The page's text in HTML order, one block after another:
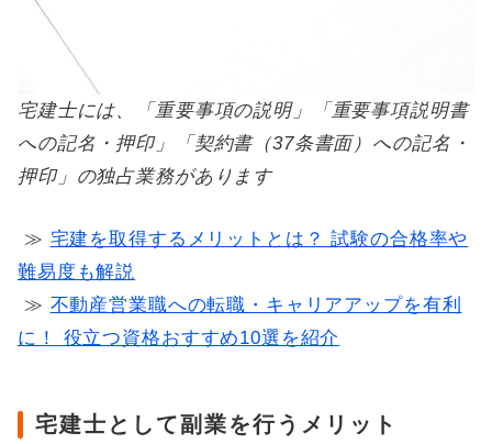
宅建士には、「重要事項の説明」「重要事項説明書
への記名・押印」「契約書（37条書面）への記名・
押印」の独占業務があります
≫ 宅建を取得するメリットとは？ 試験の合格率や
難易度も解説
≫ 不動産営業職への転職・キャリアアップを有利
に！ 役立つ資格おすすめ10選を紹介
宅建士として副業を行うメリット